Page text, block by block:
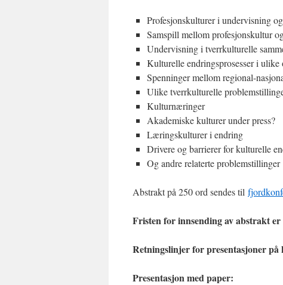
Profesjonskulturer i undervisning
Samspill mellom profesjonskultur
Undervisning i tverrkulturelle
Kulturelle endringsprosesser i ulike
Spenninger mellom regional-
Ulike tverrkulturelle
Kulturnæringer
Akademiske kulturer under press?
Læringskulturer i endring
Drivere og barrierer for kulturelle
Og andre relaterte problemstillinger
Abstrakt på 250 ord sendes til
Fristen for innsending av abstrakt
Retningslinjer for presentasjoner på
Presentasjon med paper: